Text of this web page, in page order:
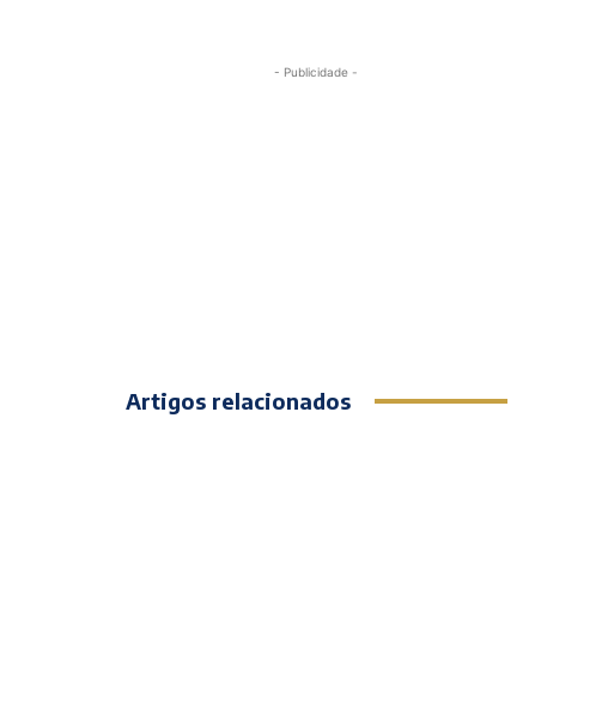
- Publicidade -
Artigos relacionados